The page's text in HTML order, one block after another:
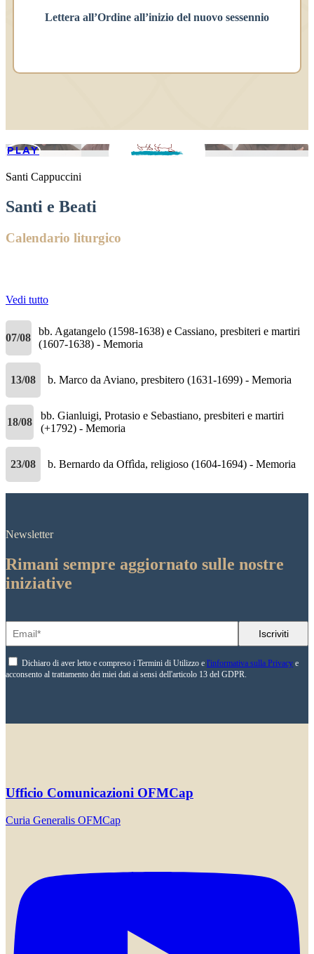
Lettera all’Ordine all’inizio del nuovo sessennio
PLAY
Santi Cappuccini
Santi e Beati
Calendario liturgico
Vedi tutto
07/08
bb. Agatangelo (1598-1638) e Cassiano, presbiteri e martiri
(1607-1638) - Memoria
13/08 b. Marco da Aviano, presbitero (1631-1699) - Memoria
18/08
bb. Gianluigi, Protasio e Sebastiano, presbiteri e martiri
(+1792) - Memoria
23/08 b. Bernardo da Offìda, religioso (1604-1694) - Memoria
Newsletter
Rimani sempre aggiornato sulle nostre
iniziative
Dichiaro di aver letto e compreso i Termini di Utilizzo e l'informativa sulla Privacy e
acconsento al trattamento dei miei dati ai sensi dell'articolo 13 del GDPR.
Ufficio Comunicazioni OFMCap
Curia Generalis OFMCap